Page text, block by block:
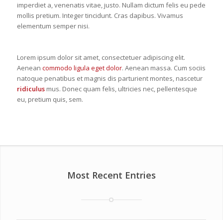
imperdiet a, venenatis vitae, justo. Nullam dictum felis eu pede
mollis pretium. Integer tincidunt. Cras dapibus. Vivamus
elementum semper nisi.
Lorem ipsum dolor sit amet, consectetuer adipiscing elit.
Aenean commodo ligula eget dolor. Aenean massa. Cum sociis
natoque penatibus et magnis dis parturient montes, nascetur
ridiculusmus. Donec quam felis, ultricies nec, pellentesque
eu, pretium quis, sem.
Most Recent Entries